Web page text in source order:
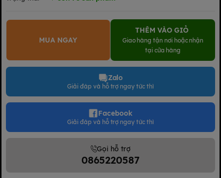
MUA NGAY
THÊM VÀO GIỎ
Giao hàng tận nơi hoặc nhận
tại cửa hàng
Zalo
Giải đáp và hỗ trợ ngay tức thì
Facebook
Giải đáp và hỗ trợ ngay tức thì
Gọi hỗ trợ
0865220587